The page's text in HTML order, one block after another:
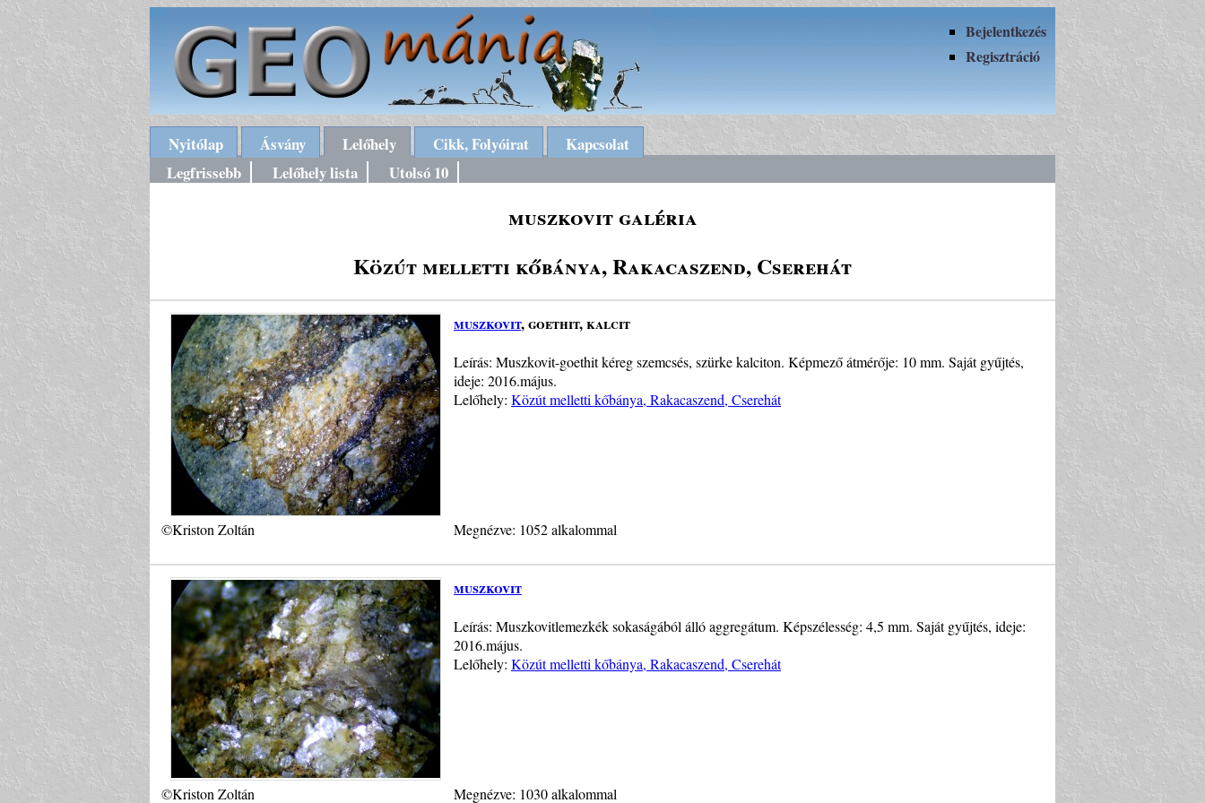
Bejelentkezés
Regisztráció
Nyitólap Ásvány Lelőhely Cikk, Folyóirat
Kapcsolat
Legfrissebb
Lelőhely lista Utolsó 10
muszkovit galéria
Közút melletti kőbánya, Rakacaszend, Cserehát
muszkovit, goethit, kalcit
Leírás: Muszkovit-goethit kéreg szemcsés, szürke kalciton. Képmező átmérője: 10 mm. Saját gyűjtés,
ideje: 2016.május.
Lelőhely: Közút melletti kőbánya, Rakacaszend, Cserehát
©Kriston Zoltán Megnézve: 1052 alkalommal
muszkovit
Leírás: Muszkovitlemezkék sokaságából álló aggregátum. Képszélesség: 4,5 mm. Saját gyűjtés, ideje:
2016.május.
Lelőhely: Közút melletti kőbánya, Rakacaszend, Cserehát
©Kriston Zoltán Megnézve: 1030 alkalommal